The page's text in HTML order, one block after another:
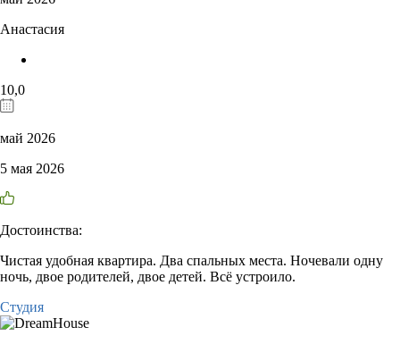
Анастасия
10,0
май 2026
5 мая 2026
Достоинства:
Чистая удобная квартира. Два спальных места. Ночевали одну
ночь, двое родителей, двое детей. Всё устроило.
Студия